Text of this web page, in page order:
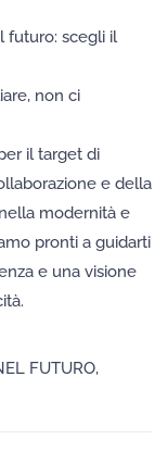
futuro: scegli il
non ci
il target di
e della
modernità e
pronti a guidarti
e una visione
FUTURO,